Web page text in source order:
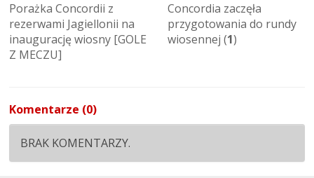
Porażka Concordii z
rezerwami Jagiellonii na
inaugurację wiosny [GOLE
Z MECZU]
Concordia zaczęła
przygotowania do rundy
wiosennej (1)
Komentarze (0)
BRAK KOMENTARZY.